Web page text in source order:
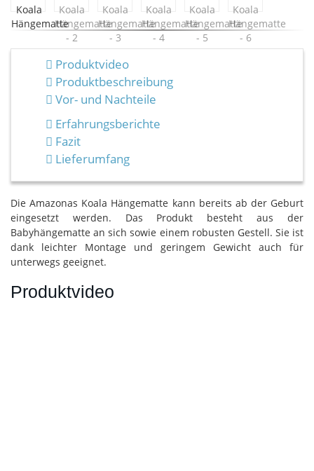
Produktvideo
Produktbeschreibung
Vor- und Nachteile
Erfahrungsberichte
Fazit
Lieferumfang
Die Amazonas Koala Hängematte kann bereits ab der Geburt
eingesetzt werden. Das Produkt besteht aus der
Babyhängematte an sich sowie einem robusten Gestell. Sie ist
dank leichter Montage und geringem Gewicht auch für
unterwegs geeignet.
Produktvideo